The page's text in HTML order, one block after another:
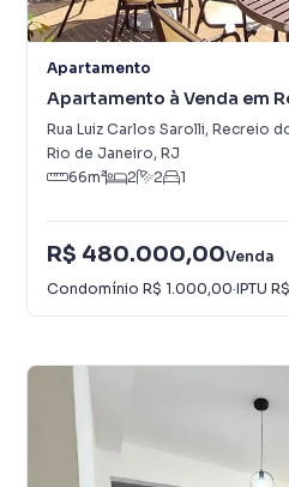
Apartamento
Apartamento à Venda em
Bandeirantes
Rua Luiz Carlos Sarolli, Recreio
Rio de Janeiro, RJ
66m² 2 2 1
R$ 480.000,00Venda
Condomínio R$ 1.000,00·IPTU